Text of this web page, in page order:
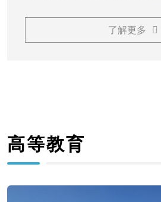
号）要求，莱西市教育和体育
中小学、职业学校）、校外教育
了解更多
高等教育